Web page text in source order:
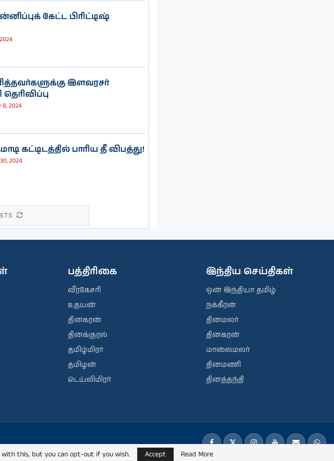
கேட்ட பிரிட்டிஷ்
இளவரசர்
8, 2024
கட்டிடத்தில் பாரிய தீ விபத்து!
2024
பத்திரிகை
வீரகேசரி
உதயன்
தினகரன்
தினக்குரல்
தமிழ்மிரர்
தமிழன்
டெய்லிமிரர்
இந்திய செய்திகள்
ஒன் இந்தியா தமிழ்
நக்கீரன்
தினமலர்
தினகரன்
மாலைமலர்
தினமணி
தினத்தந்தி
with this, but you can opt-out if you wish.
Accept Read More